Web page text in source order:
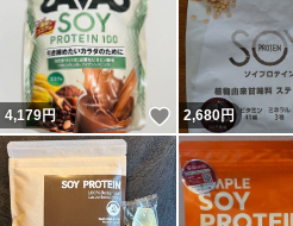
4,179円 いいね！
2,680円